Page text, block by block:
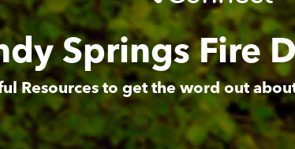
Springs Fire
Resources to get the word out